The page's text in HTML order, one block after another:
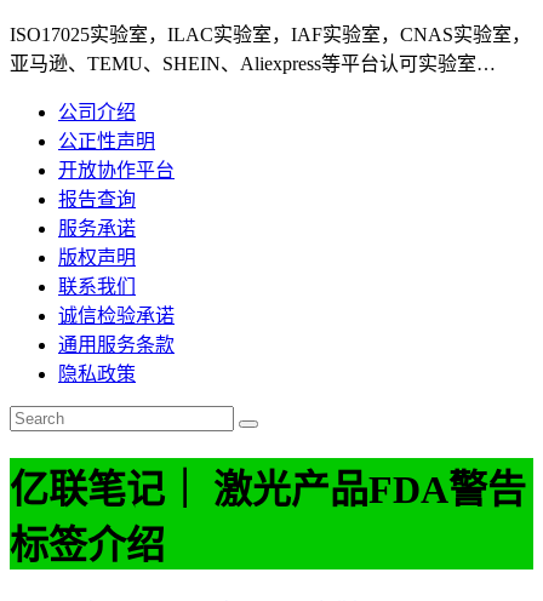
ISO17025实验室，ILAC实验室，IAF实验室，CNAS实验室，
亚马逊、TEMU、SHEIN、Aliexpress等平台认可实验室…
公司介绍
公正性声明
开放协作平台
报告查询
服务承诺
版权声明
联系我们
诚信检验承诺
通用服务条款
隐私政策
亿联笔记｜ 激光产品FDA警告
标签介绍